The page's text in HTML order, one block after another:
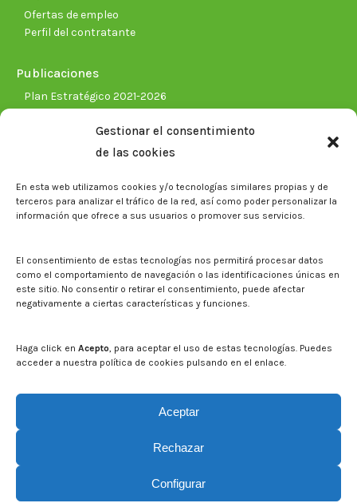
Gestionar el consentimiento
de las cookies
En esta web utilizamos cookies y/o tecnologías similares propias y de
terceros para analizar el tráfico de la red, así como poder personalizar la
información que ofrece a sus usuarios o promover sus servicios.
El consentimiento de estas tecnologías nos permitirá procesar datos
como el comportamiento de navegación o las identificaciones únicas en
este sitio. No consentir o retirar el consentimiento, puede afectar
negativamente a ciertas características y funciones.
Haga click en Acepto, para aceptar el uso de estas tecnologías. Puedes
acceder a nuestra política de cookies pulsando en el enlace.
Aceptar
Rechazar
Configurar
Ofertas de empleo
Perfil del contratante
Publicaciones
Plan Estratégico 2021-2026
Biblioteca. Repositorio CITAREA
Eventos
Boletín electrónico cita2
Contacto
Buscar en la web del CITA